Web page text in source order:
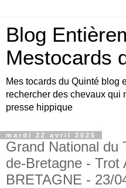
Blog
Mestocards
Mes tocards du Quinté blog
rechercher des chevaux qui
presse hippique
mardi 22 avril 2025
Grand National du
de-Bretagne - Trot
BRETAGNE - 23/